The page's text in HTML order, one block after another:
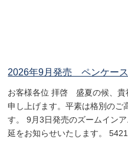
2026年9月発売 ペンケー
お客様各位 拝啓 盛夏の候、貴
申し上げます。平素は格別のご
す。 9月3日発売のズームイン
延をお知らせいたします。